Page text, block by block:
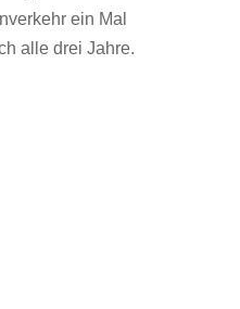
ein Mal
alle drei Jahre.